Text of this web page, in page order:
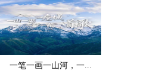
一笔一画一山河，一...